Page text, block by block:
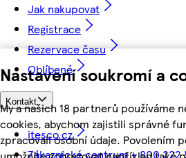
Nastavení soukromí a
My a našich 18 partnerů používáme
cookies, abychom zajistili správné
zpracovali osobní údaje. Povolením
Jak nakupovat
Registrace
Rezervace času
Oblíbené
Kontakt
itesco.cz
Zákaznické centrum - 800 222